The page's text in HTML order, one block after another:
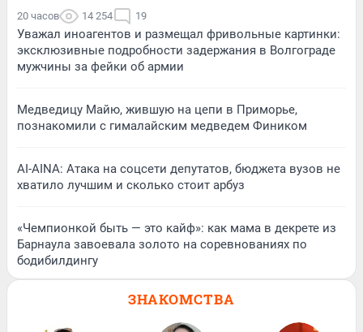
20 часов 14 254 19
Уважал иноагентов и размещал фривольные картинки:
эксклюзивные подробности задержания в Волгограде
мужчины за фейки об армии
Медведицу Майю, жившую на цепи в Приморье,
познакомили с гималайским медведем Фиником
AI-AINA: Атака на соцсети депутатов, бюджета вузов не
хватило лучшим и сколько стоит арбуз
«Чемпионкой быть — это кайф»: как мама в декрете из
Барнаула завоевала золото на соревнованиях по
бодибилдингу
ЗНАКОМСТВА